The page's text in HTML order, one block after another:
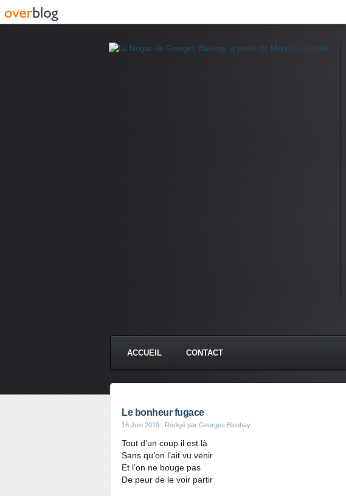
ACCUEIL CONTACT
Le bonheur fugace
16 Juin 2019 , Rédigé par Georges Bleuhay
Tout d’un coup il est là
Sans qu’on l’ait vu venir
Et l’on ne bouge pas
De peur de le voir partir